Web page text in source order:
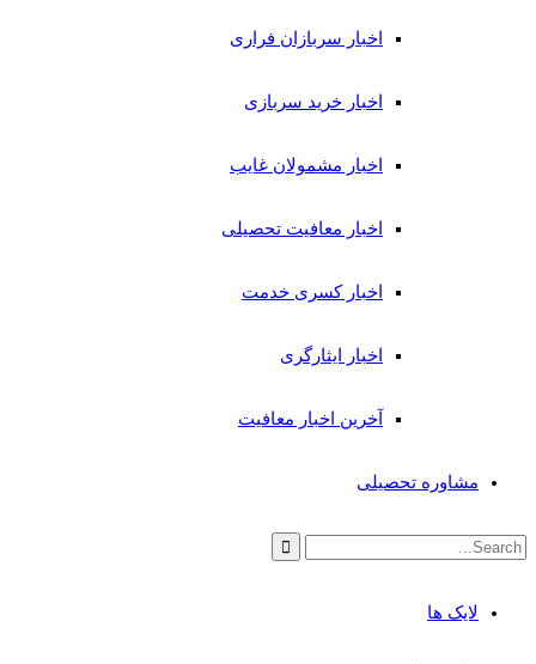
اخبار سربازان فراری
اخبار خرید سربازی
اخبار مشمولان غایب
اخبار معافیت تحصیلی
اخبار کسری خدمت
اخبار ایثارگری
آخرین اخبار معافیت
مشاوره تحصیلی
لایک ها